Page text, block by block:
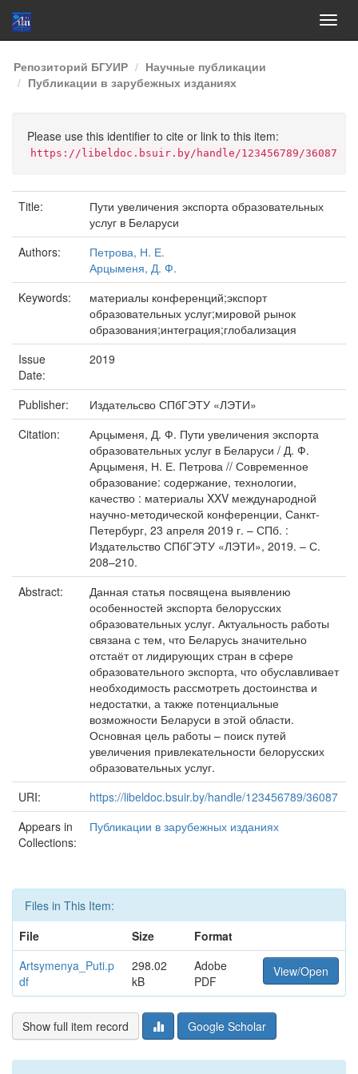
Skip
navigation
Репозиторий БГУИР
Научные публикации
Публикации в зарубежных изданиях
Please use this identifier to cite or link to this item:
https://libeldoc.bsuir.by/handle/123456789/36087
Title:
Пути увеличения экспорта образовательных
услуг в Беларуси
Authors:
Петрова, Н. Е.
Арцыменя, Д. Ф.
Keywords:
материалы конференций;экспорт
образовательных услуг;мировой рынок
образования;интеграция;глобализация
Issue
Date:
2019
Publisher:
Издательсво СПбГЭТУ «ЛЭТИ»
Citation:
Арцыменя, Д. Ф. Пути увеличения экспорта
образовательных услуг в Беларуси / Д. Ф.
Арцыменя, Н. Е. Петрова // Современное
образование: содержание, технологии,
качество : материалы XXV международной
научно-методической конференции, Санкт-
Петербург, 23 апреля 2019 г. – СПб. :
Издательство СПбГЭТУ «ЛЭТИ», 2019. – С.
208–210.
Abstract:
Данная статья посвящена выявлению
особенностей экспорта белорусских
образовательных услуг. Актуальность работы
связана с тем, что Беларусь значительно
отстаёт от лидирующих стран в сфере
образовательного экспорта, что обуславливает
необходимость рассмотреть достоинства и
недостатки, а также потенциальные
возможности Беларуси в этой области.
Основная цель работы – поиск путей
увеличения привлекательности белорусских
образовательных услуг.
URI:
https://libeldoc.bsuir.by/handle/123456789/36087
Appears in
Collections:
Публикации в зарубежных изданиях
Files in This Item:
File
Size
Format
Artsymenya_Puti.p
df
298.02
kB
Adobe
PDF
View/Open
Show full item record Google Scholar